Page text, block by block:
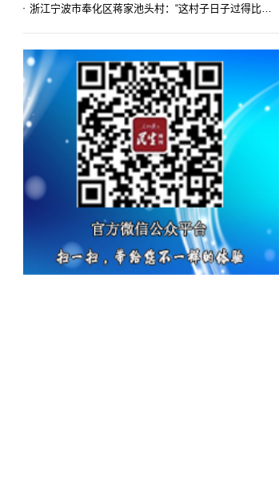
浙江宁波市奉化区蒋家池头村：“这村子日子过得比城里还舒心”